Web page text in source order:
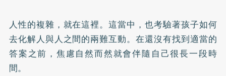
人性的複雜，就在這裡。這當中，也考驗著孩子如何
去化解人與人之間的兩難互動。在還沒有找到適當的
答案之前，焦慮自然而然就會伴隨自己很長一段時
間。